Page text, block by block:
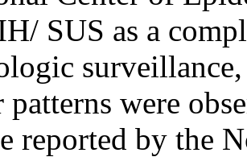
SUS as a
were
reported by the